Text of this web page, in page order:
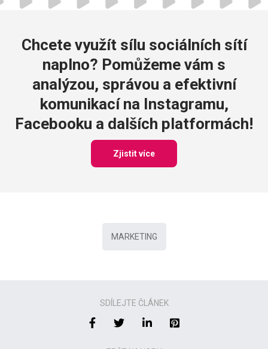
Chcete využít sílu sociálních sítí
naplno? Pomůžeme vám s
analýzou, správou a efektivní
komunikací na Instagramu,
Facebooku a dalších platformách!
Zjistit více
MARKETING
SDÍLEJTE ČLÁNEK